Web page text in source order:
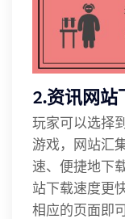
2.资讯网站
玩家可以选择
游戏，网站汇
速、便捷地下
站下载速度更
相应的页面即